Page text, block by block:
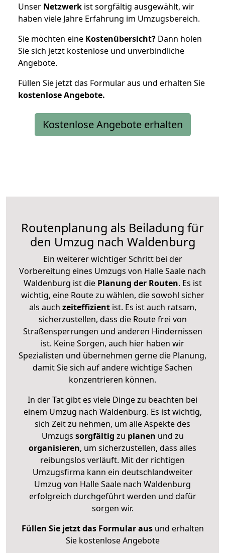
Unser Netzwerk ist sorgfältig ausgewählt, wir
haben viele Jahre Erfahrung im Umzugsbereich.
Sie möchten eine Kostenübersicht? Dann holen
Sie sich jetzt kostenlose und unverbindliche
Angebote.
Füllen Sie jetzt das Formular aus und erhalten Sie
kostenloseAngebote.
Kostenlose Angebote erhalten
Routenplanung als Beiladung für
den Umzug nach Waldenburg
Ein weiterer wichtiger Schritt bei der
Vorbereitung eines Umzugs von Halle Saale nach
Waldenburg ist diePlanung der Routen. Es ist
wichtig, eine Route zu wählen, die sowohl sicher
als auch zeiteffizientist. Es ist auch ratsam,
sicherzustellen, dass die Route frei von
Straßensperrungen und anderen Hindernissen
ist. Keine Sorgen, auch hier haben wir
Spezialisten und übernehmen gerne die Planung,
damit Sie sich auf andere wichtige Sachen
konzentrieren können.
In der Tat gibt es viele Dinge zu beachten bei
einem Umzug nach Waldenburg. Es ist wichtig,
sich Zeit zu nehmen, um alle Aspekte des
Umzugs sorgfältig zu planen und zu
organisieren, um sicherzustellen, dass alles
reibungslos verläuft. Mit der richtigen
Umzugsfirma kann ein deutschlandweiter
Umzug von Halle Saale nach Waldenburg
erfolgreich durchgeführt werden und dafür
sorgen wir.
Füllen Sie jetzt das Formular ausund erhalten
Sie kostenlose Angebote